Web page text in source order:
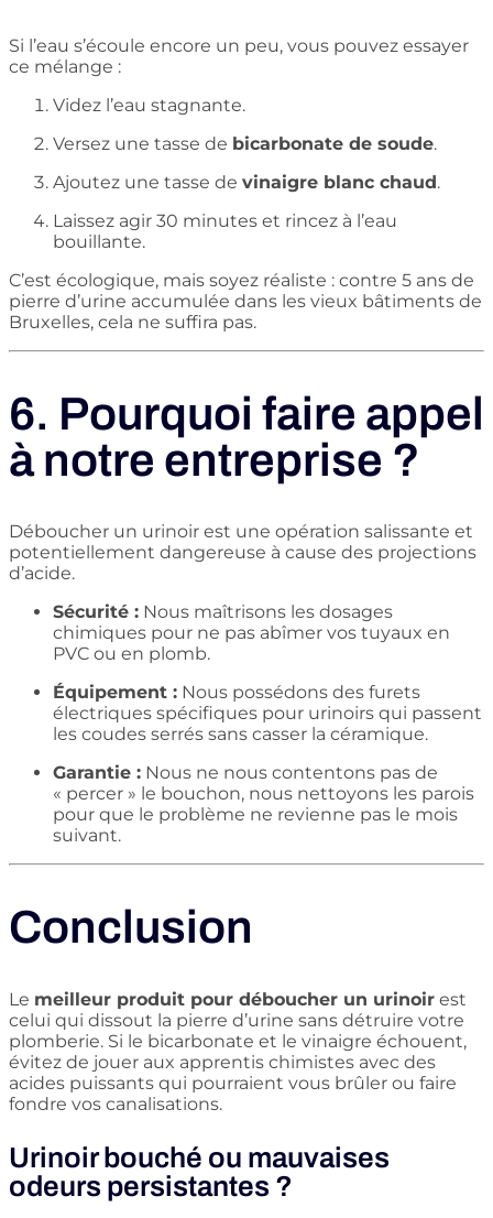
Si l’eau s’écoule encore un peu, vous pouvez essayer
ce mélange :
Videz l’eau stagnante.
Versez une tasse de bicarbonate de soude.
Ajoutez une tasse de vinaigre blanc chaud.
Laissez agir 30 minutes et rincez à l’eau
bouillante.
C’est écologique, mais soyez réaliste : contre 5 ans de
pierre d’urine accumulée dans les vieux bâtiments de
Bruxelles, cela ne suffira pas.
6. Pourquoi faire appel
à notre entreprise ?
Déboucher un urinoir est une opération salissante et
potentiellement dangereuse à cause des projections
d’acide.
Sécurité : Nous maîtrisons les dosages
chimiques pour ne pas abîmer vos tuyaux en
PVC ou en plomb.
Équipement : Nous possédons des furets
électriques spécifiques pour urinoirs qui passent
les coudes serrés sans casser la céramique.
Garantie : Nous ne nous contentons pas de
« percer » le bouchon, nous nettoyons les parois
pour que le problème ne revienne pas le mois
suivant.
Conclusion
Le meilleur produit pour déboucher un urinoir est
celui qui dissout la pierre d’urine sans détruire votre
plomberie. Si le bicarbonate et le vinaigre échouent,
évitez de jouer aux apprentis chimistes avec des
acides puissants qui pourraient vous brûler ou faire
fondre vos canalisations.
Urinoir bouché ou mauvaises
odeurs persistantes ?